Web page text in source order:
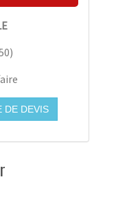
)
DE DEVIS